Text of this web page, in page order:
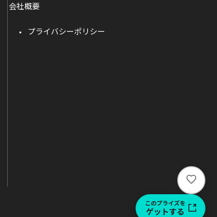
い
ね
このプライズを
ゲットする
会社概要
プライバシーポリシー